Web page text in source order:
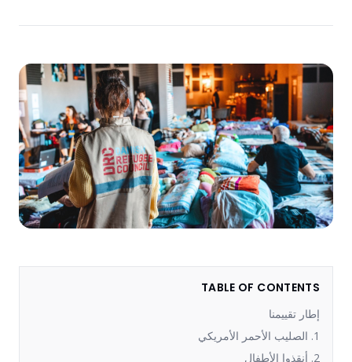
TABLE OF CONTENTS
إطار تقييمنا
1. الصليب الأحمر الأمريكي
2. أنقذوا الأطفال